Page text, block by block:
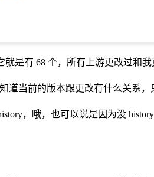
是有 68 个，所有上游更改过和我
道当前的版本跟更改有什么关系
，哦，也可以说是因为没